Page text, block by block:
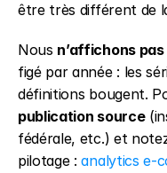
être très différent de
Nous n’affichons pas
figé par année : les
publication source
fédérale, etc.) et
pilotage : analytics e-